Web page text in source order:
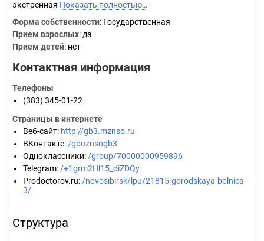
экстренная Показать полностью…
Форма собственности: Государственная
Прием взрослых: да
Прием детей: нет
Контактная информация
Телефоны
(383) 345-01-22
Страницы в интернете
Веб-сайт: http://gb3.mznso.ru
ВКонтакте: /gbuznsogb3
Одноклассники: /group/70000000959896
Telegram: /+1grm2Hl15_diZDQy
Prodoctorov.ru: /novosibirsk/lpu/21815-gorodskaya-bolnica-
3/
Структура